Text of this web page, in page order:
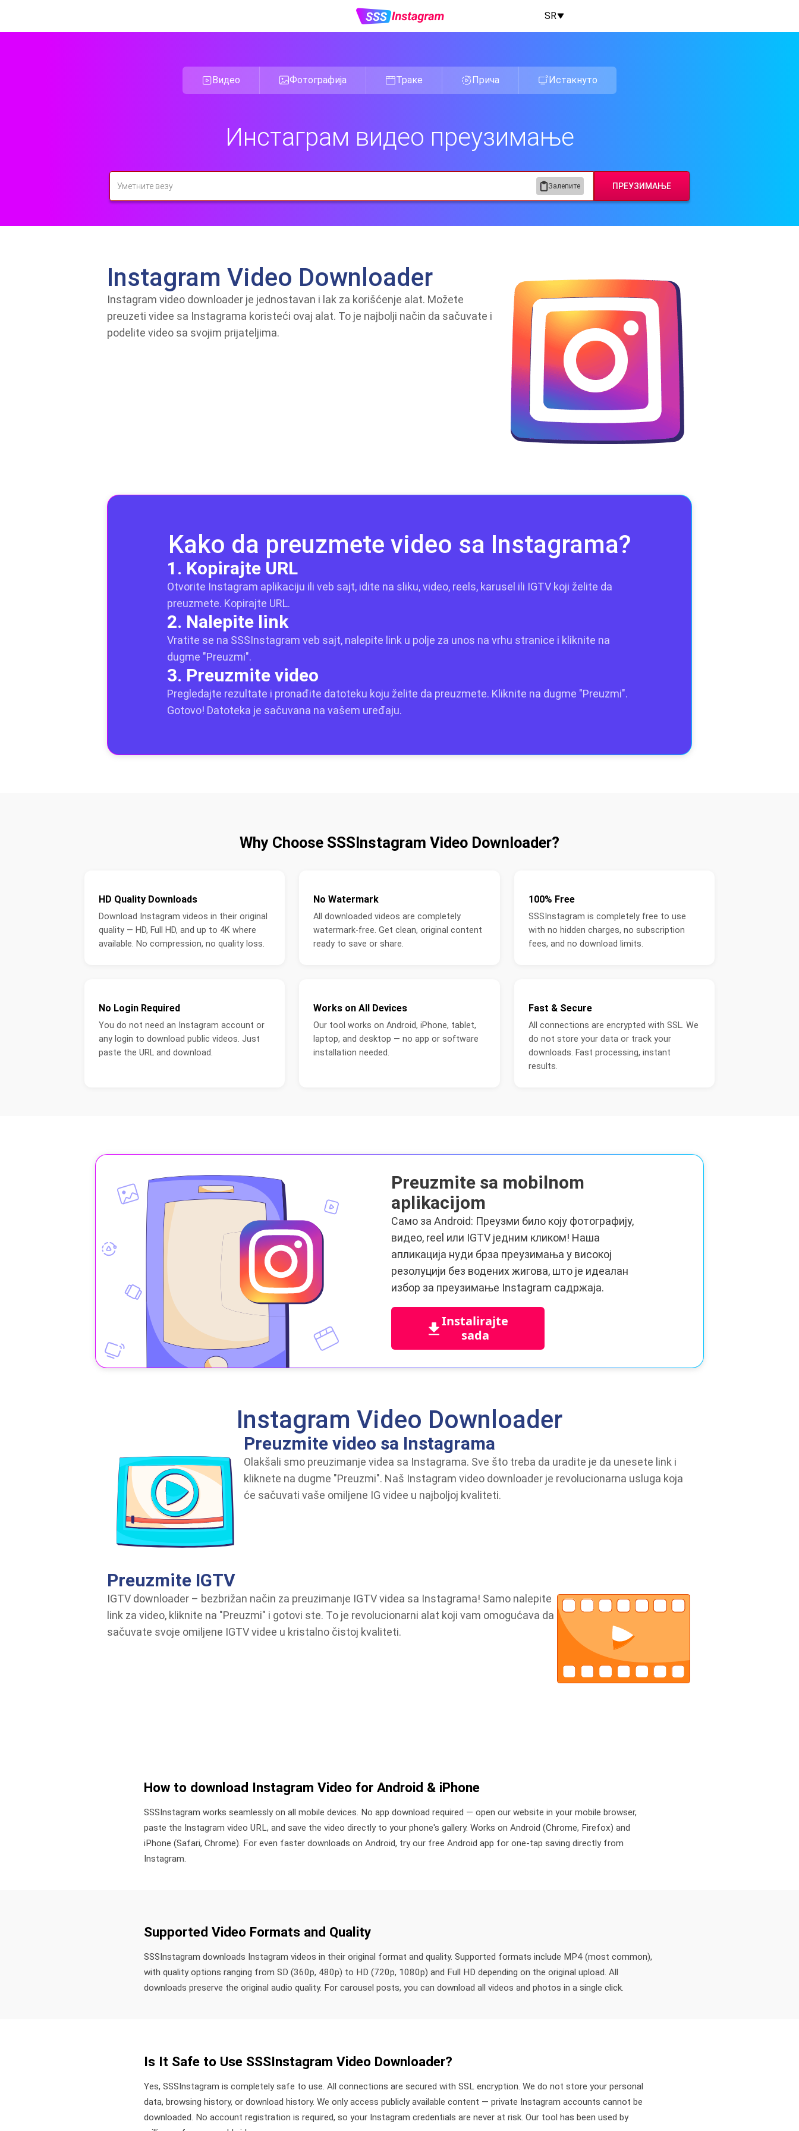
SR
Видео Фотографија Траке Прича Истакнуто
Инстаграм видео преузимање
Залепите ПРЕУЗИМАЊЕ
Instagram Video Downloader
Instagram video downloader je jednostavan i lak za korišćenje alat. Možete
preuzeti videe sa Instagrama koristeći ovaj alat. To je najbolji način da sačuvate i
podelite video sa svojim prijateljima.
Kako da preuzmete video sa Instagrama?
1. Kopirajte URL
Otvorite Instagram aplikaciju ili veb sajt, idite na sliku, video, reels, karusel ili IGTV koji želite da
preuzmete. Kopirajte URL.
2. Nalepite link
Vratite se na SSSInstagram veb sajt, nalepite link u polje za unos na vrhu stranice i kliknite na
dugme "Preuzmi".
3. Preuzmite video
Pregledajte rezultate i pronađite datoteku koju želite da preuzmete. Kliknite na dugme "Preuzmi".
Gotovo! Datoteka je sačuvana na vašem uređaju.
Why Choose SSSInstagram Video Downloader?
HD Quality Downloads
Download Instagram videos in their original
quality — HD, Full HD, and up to 4K where
available. No compression, no quality loss.
No Watermark
All downloaded videos are completely
watermark-free. Get clean, original content
ready to save or share.
100% Free
SSSInstagram is completely free to use
with no hidden charges, no subscription
fees, and no download limits.
No Login Required
You do not need an Instagram account or
any login to download public videos. Just
paste the URL and download.
Works on All Devices
Our tool works on Android, iPhone, tablet,
laptop, and desktop — no app or software
installation needed.
Fast & Secure
All connections are encrypted with SSL. We
do not store your data or track your
downloads. Fast processing, instant
results.
Preuzmite sa mobilnom
aplikacijom
Само за Android: Преузми било коју фотографију,
видео, reel или IGTV једним кликом! Наша
апликација нуди брза преузимања у високој
резолуцији без водених жигова, што је идеалан
избор за преузимање Instagram садржаја.
Instalirajte
sada
Instagram Video Downloader
Preuzmite video sa Instagrama
Olakšali smo preuzimanje videa sa Instagrama. Sve što treba da uradite je da unesete link i
kliknete na dugme "Preuzmi". Naš Instagram video downloader je revolucionarna usluga koja
će sačuvati vaše omiljene IG videe u najboljoj kvaliteti.
Preuzmite IGTV
IGTV downloader – bezbrižan način za preuzimanje IGTV videa sa Instagrama! Samo nalepite
link za video, kliknite na "Preuzmi" i gotovi ste. To je revolucionarni alat koji vam omogućava da
sačuvate svoje omiljene IGTV videe u kristalno čistoj kvaliteti.
How to download Instagram Video for Android & iPhone
SSSInstagram works seamlessly on all mobile devices. No app download required — open our website in your mobile browser,
paste the Instagram video URL, and save the video directly to your phone's gallery. Works on Android (Chrome, Firefox) and
iPhone (Safari, Chrome). For even faster downloads on Android, try our free Android app for one-tap saving directly from
Instagram.
Supported Video Formats and Quality
SSSInstagram downloads Instagram videos in their original format and quality. Supported formats include MP4 (most common),
with quality options ranging from SD (360p, 480p) to HD (720p, 1080p) and Full HD depending on the original upload. All
downloads preserve the original audio quality. For carousel posts, you can download all videos and photos in a single click.
Is It Safe to Use SSSInstagram Video Downloader?
Yes, SSSInstagram is completely safe to use. All connections are secured with SSL encryption. We do not store your personal
data, browsing history, or download history. We only access publicly available content — private Instagram accounts cannot be
downloaded. No account registration is required, so your Instagram credentials are never at risk. Our tool has been used by